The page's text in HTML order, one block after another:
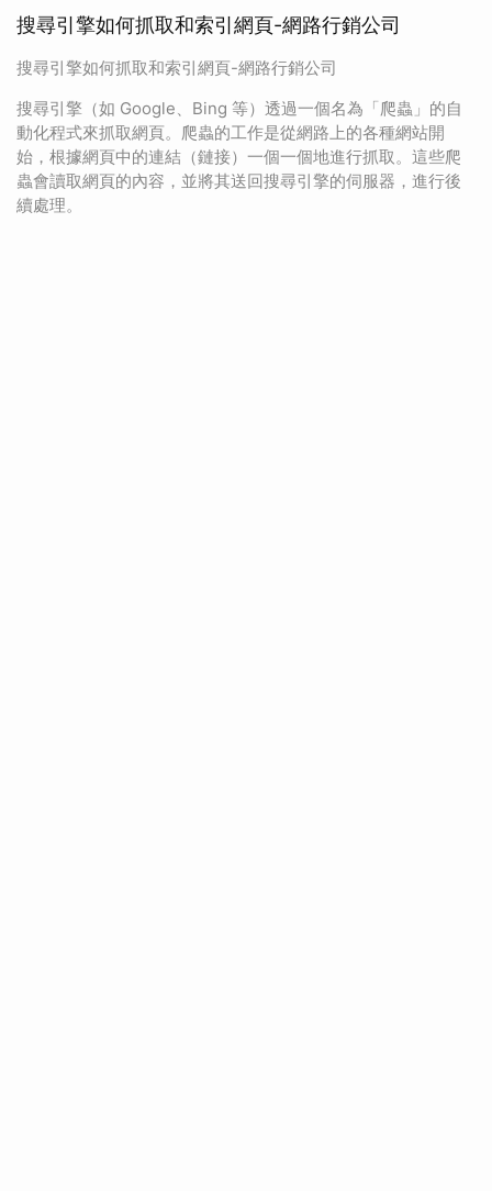
搜尋引擎如何抓取和索引網頁-網路行銷公司
搜尋引擎如何抓取和索引網頁-網路行銷公司
搜尋引擎（如 Google、Bing 等）透過一個名為「爬蟲」的自
動化程式來抓取網頁。爬蟲的工作是從網路上的各種網站開
始，根據網頁中的連結（鏈接）一個一個地進行抓取。這些爬
蟲會讀取網頁的內容，並將其送回搜尋引擎的伺服器，進行後
續處理。